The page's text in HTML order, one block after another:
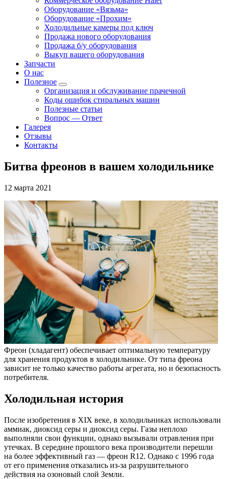
Оборудование «Вязьма»
Оборудование «Прохим»
Холодильные камеры под ключ
Продажа нового оборудования
Продажа б/у оборудования
Выкуп вашего оборудования
Запчасти
О нас
Полезное
Организация и обслуживание прачечной
Коды ошибок стиральных машин
Полезные статьи
Вопрос — Ответ
Галерея
Отзывы
Контакты
Битва фреонов в вашем холодильнике
12 марта 2021
Фреон (хладагент) обеспечивает оптимальную температуру
для хранения продуктов в холодильнике. От типа фреона
зависит не только качество работы агрегата, но и безопасность
потребителя.
Холодильная история
После изобретения в XIX веке, в холодильниках использовали
аммиак, диоксид серы и диоксид серы. Газы неплохо
выполняли свои функции, однако вызывали отравления при
утечках. В середине прошлого века производители перешли
на более эффективный газ — фреон R12. Однако с 1996 года
от его применения отказались из-за разрушительного
действия на озоновый слой Земли.